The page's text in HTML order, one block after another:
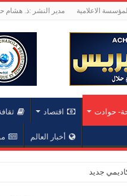
الاعلامية مدير النشر :ذ. هشام
حوادت اقتصاد
أخبار العالم
جديد بجامعة محمد الخامس